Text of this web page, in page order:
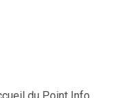
du Point Info